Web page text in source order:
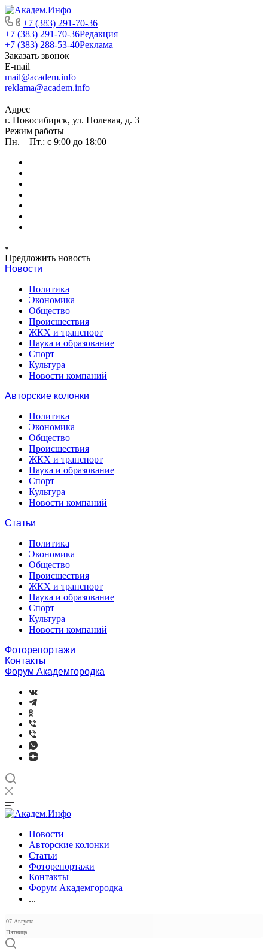
+7 (383) 291-70-36
+7 (383) 291-70-36Редакция
+7 (383) 288-53-40Реклама
Заказать звонок
E-mail
mail@academ.info
reklama@academ.info
Адрес
г. Новосибирск, ул. Полевая, д. 3
Режим работы
Пн. – Пт.: с 9:00 до 18:00
Предложить новость
Новости
Политика
Экономика
Общество
Происшествия
ЖКХ и транспорт
Наука и образование
Спорт
Культура
Новости компаний
Авторские колонки
Политика
Экономика
Общество
Происшествия
ЖКХ и транспорт
Наука и образование
Спорт
Культура
Новости компаний
Статьи
Политика
Экономика
Общество
Происшествия
ЖКХ и транспорт
Наука и образование
Спорт
Культура
Новости компаний
Фоторепортажи
Контакты
Форум Академгородка
Новости
Авторские колонки
Статьи
Фоторепортажи
Контакты
Форум Академгородка
...
07 Августа
Пятница